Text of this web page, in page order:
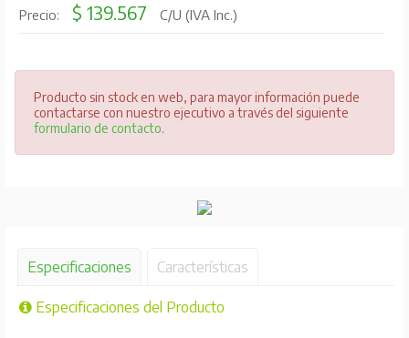
Precio: $ 139.567 C/U (IVA Inc.)
Producto sin stock en web, para mayor información puede
contactarse con nuestro ejecutivo a través del siguiente
formulario de contacto.
Especificaciones Características
Especificaciones del Producto